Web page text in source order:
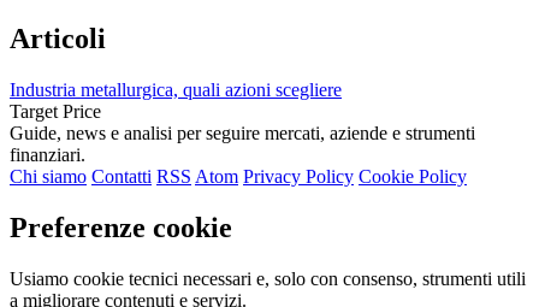
Articoli
Industria metallurgica, quali azioni scegliere
Target Price
Guide, news e analisi per seguire mercati, aziende e strumenti
finanziari.
Chi siamo Contatti RSS Atom Privacy Policy Cookie Policy
Preferenze cookie
Usiamo cookie tecnici necessari e, solo con consenso, strumenti utili
a migliorare contenuti e servizi.